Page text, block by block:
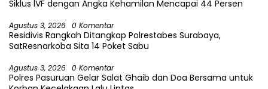
Siklus lVF dengan Angka Kehamilan Mencapai 44 Persen
Agustus 3, 2026 0 Komentar
Residivis Rangkah Ditangkap Polrestabes Surabaya,
SatResnarkoba Sita 14 Poket Sabu
Agustus 3, 2026 0 Komentar
Polres Pasuruan Gelar Salat Ghaib dan Doa Bersama untuk